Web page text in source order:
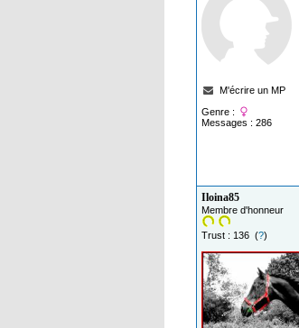
M'écrire un MP
Genre :
Messages : 286
Iloina85
Membre d'honneur
Trust : 136 (?)